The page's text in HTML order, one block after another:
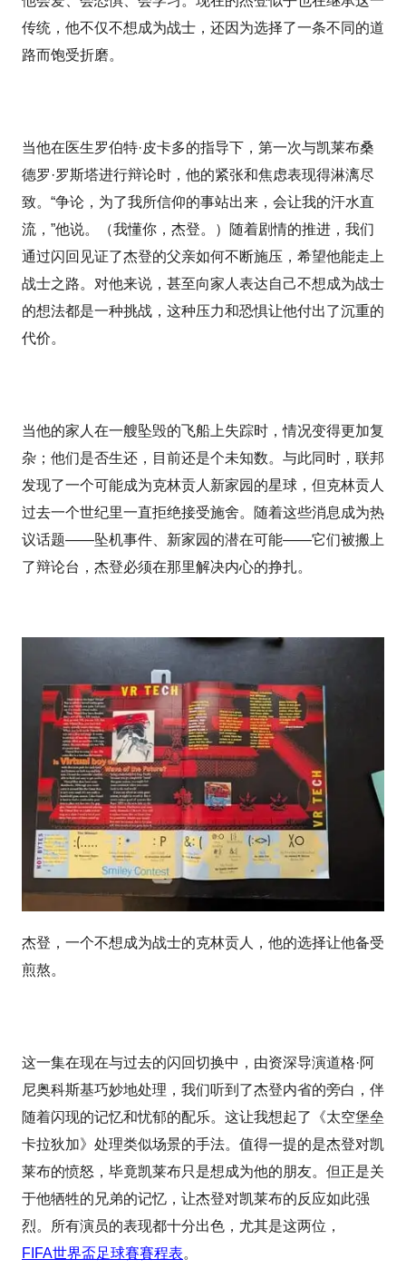
传统，他不仅不想成为战士，还因为选择了一条不同的道
路而饱受折磨。
当他在医生罗伯特·皮卡多的指导下，第一次与凯莱布桑
德罗·罗斯塔进行辩论时，他的紧张和焦虑表现得淋漓尽
致。“争论，为了我所信仰的事站出来，会让我的汗水直
流，”他说。（我懂你，杰登。）随着剧情的推进，我们
通过闪回见证了杰登的父亲如何不断施压，希望他能走上
战士之路。对他来说，甚至向家人表达自己不想成为战士
的想法都是一种挑战，这种压力和恐惧让他付出了沉重的
代价。
当他的家人在一艘坠毁的飞船上失踪时，情况变得更加复
杂；他们是否生还，目前还是个未知数。与此同时，联邦
发现了一个可能成为克林贡人新家园的星球，但克林贡人
过去一个世纪里一直拒绝接受施舍。随着这些消息成为热
议话题——坠机事件、新家园的潜在可能——它们被搬上
了辩论台，杰登必须在那里解决内心的挣扎。
杰登，一个不想成为战士的克林贡人，他的选择让他备受
煎熬。
这一集在现在与过去的闪回切换中，由资深导演道格·阿
尼奥科斯基巧妙地处理，我们听到了杰登内省的旁白，伴
随着闪现的记忆和忧郁的配乐。这让我想起了《太空堡垒
卡拉狄加》处理类似场景的手法。值得一提的是杰登对凯
莱布的愤怒，毕竟凯莱布只是想成为他的朋友。但正是关
于他牺牲的兄弟的记忆，让杰登对凯莱布的反应如此强
烈。所有演员的表现都十分出色，尤其是这两位，
FIFA世界盃足球賽賽程表。